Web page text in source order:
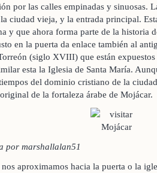
por las calles empinadas y sinuosas.
ciudad vieja, y la entrada principal.
y que ahora forma parte de la historia
en la puerta da enlace también al
(siglo XVIII) que están
esta la Iglesia de Santa María.
del dominio cristiano de la
de la fortaleza árabe de Mojácar.
por marshallalan51
aproximamos hacia la puerta o la